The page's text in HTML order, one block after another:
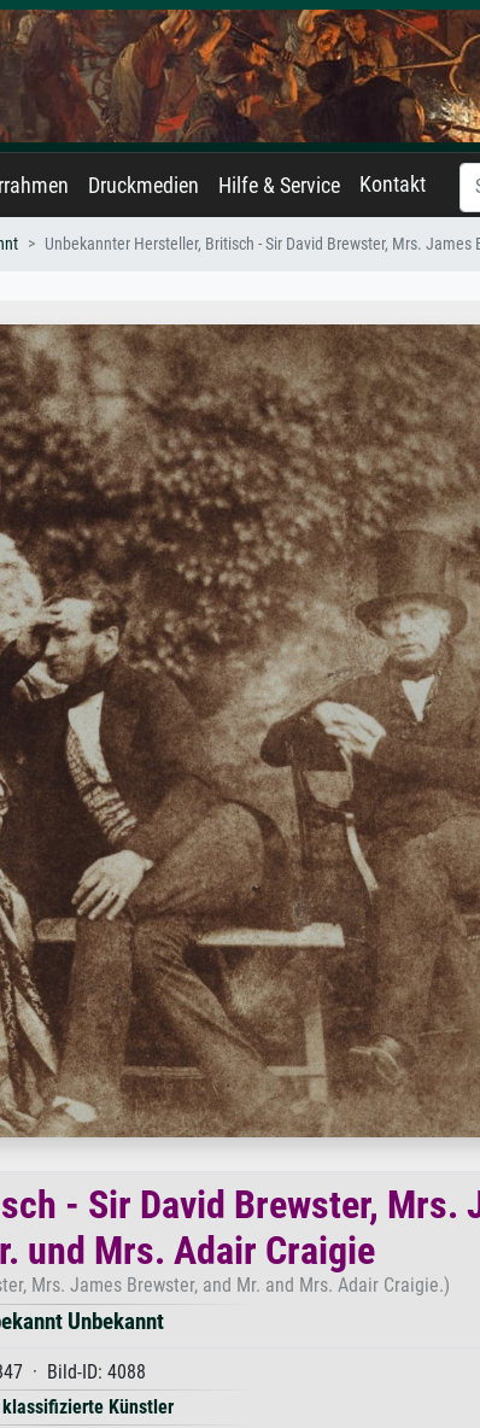
Druckmedien Hilfe & Service Kontakt
Unbekannter Hersteller, Britisch - Sir David Brewster, Mrs.
- Sir David Brewster, Mrs.
und Mrs. Adair Craigie
Mrs. James Brewster, and Mr. and Mrs. Adair Craigie.)
Unbekannt
· Bild-ID: 4088
Künstler